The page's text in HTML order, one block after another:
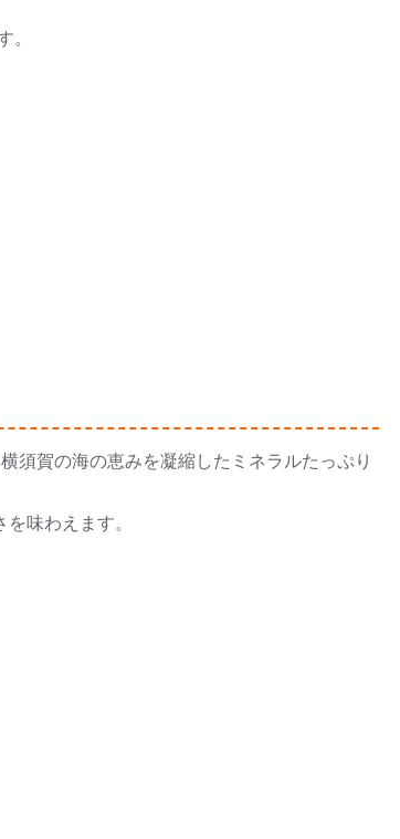
。
須賀の海の恵みを凝縮したミネラルたっぷり
味わえます。